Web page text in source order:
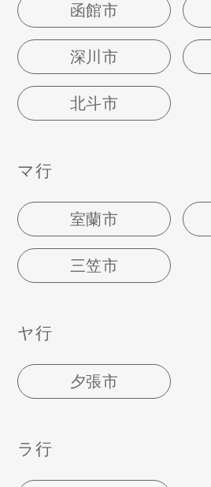
函館市
深川市
北斗市
マ行
室蘭市
三笠市
ヤ行
夕張市
ラ行